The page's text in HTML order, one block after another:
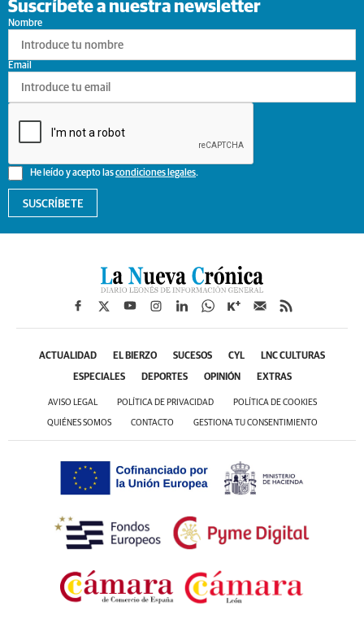
Suscríbete a nuestra newsletter
Nombre
He leído y acepto lascondiciones legales.
Email
SUSCRÍBETE
ACTUALIDAD EL BIERZO SUCESOS CYL LNC CULTURAS
ESPECIALES DEPORTES OPINIÓN EXTRAS
AVISO LEGAL POLÍTICA DE PRIVACIDAD POLÍTICA DE COOKIES
QUIÉNES SOMOS CONTACTO GESTIONA TU CONSENTIMIENTO